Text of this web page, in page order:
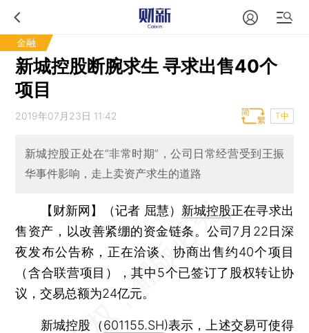
金融
新城控股断腕求生 寻求出售40个
项目
2019年07月23日 11:42 T中
新城控股正处在“非常时期”，公司日常经营受到王振
华事件影响，走上卖资产求生的道路
【财新网】（记者 屈慧） 新城控股正在寻求出
售资产，以改善紧绷的资金链条。公司7月22日深
夜发布公告称，正在洽谈、协商出售约40个项目
（含合联营项目），其中5个已签订了股权转让协
议，交易总额为24亿元。
新城控股（601155.SH)表示，上述交易可使得